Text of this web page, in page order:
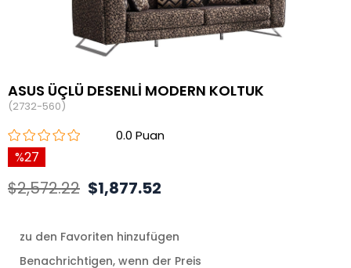
ASUS ÜÇLÜ DESENLİ MODERN KOLTUK
(2732-560)
0.0
27
$2,572.22 $1,877.52
zu den Favoriten hinzufügen
Benachrichtigen, wenn der Preis